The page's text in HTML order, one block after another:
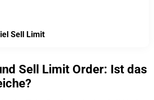
Sell Limit
Sell Limit Order: Ist das